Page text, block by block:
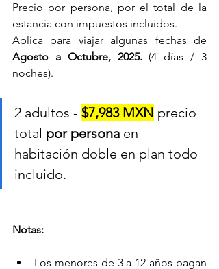
Precio por persona, por el total de la
estancia con impuestos incluidos.
Aplica para viajar algunas fechas de
Agosto a Octubre, 2025. (4 días / 3
noches).
2 adultos - $7,983 MXN precio
total por persona en
habitación doble en plan todo
incluido.
Notas:
Los menores de 3 a 12 años pagan